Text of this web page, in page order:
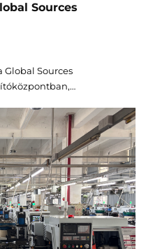
Sources
Sources
és számos új
Legújabb